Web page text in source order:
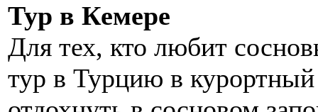
Тур в Кемере
Для тех, кто любит
тур в Турцию в